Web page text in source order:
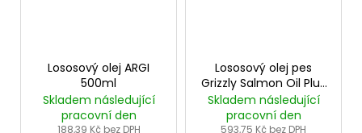
Lososový olej ARGI
500ml
Skladem následující
pracovní den
188,39 Kč bez DPH
Lososový olej pes
Grizzly Salmon Oil Plus
1000ml
Skladem následující
pracovní den
593,75 Kč bez DPH